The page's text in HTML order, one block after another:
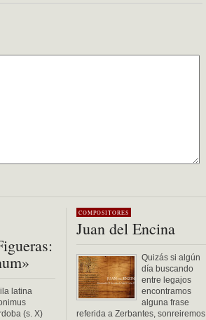
latina
(s. X)
COMPOSITORES
Juan del Encina
Quizás si algún
día buscando
entre legajos
encontramos
alguna frase
referida a Zerbantes, sonreiremos